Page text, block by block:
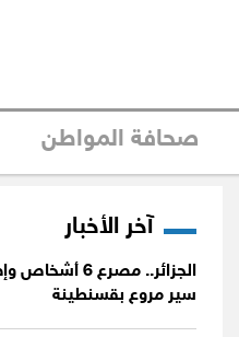
صحافة المواطن
آخر الأخبار
سير مروع بقسنطينة